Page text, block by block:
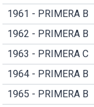
1961 - PRIMERA B
1962 - PRIMERA B
1963 - PRIMERA C
1964 - PRIMERA B
1965 - PRIMERA B